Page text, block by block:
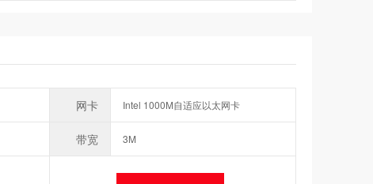
网卡 Intel 1000M自适应以太网卡
带宽 3M